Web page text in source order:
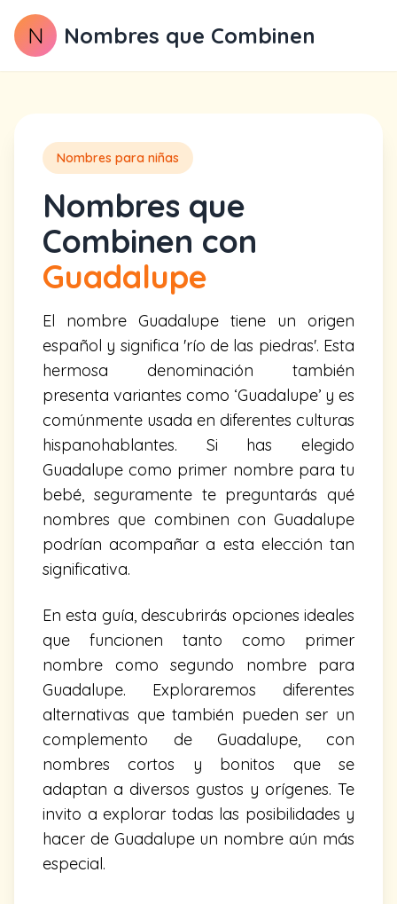
N Nombres que Combinen
Nombres para niñas
Nombres que
Combinen con
Guadalupe
El nombre Guadalupe tiene un origen
español y significa 'río de las piedras'. Esta
hermosa denominación también
presenta variantes como ‘Guadalupe’ y es
comúnmente usada en diferentes culturas
hispanohablantes. Si has elegido
Guadalupe como primer nombre para tu
bebé, seguramente te preguntarás qué
nombres que combinen con Guadalupe
podrían acompañar a esta elección tan
significativa.
En esta guía, descubrirás opciones ideales
que funcionen tanto como primer
nombre como segundo nombre para
Guadalupe. Exploraremos diferentes
alternativas que también pueden ser un
complemento de Guadalupe, con
nombres cortos y bonitos que se
adaptan a diversos gustos y orígenes. Te
invito a explorar todas las posibilidades y
hacer de Guadalupe un nombre aún más
especial.